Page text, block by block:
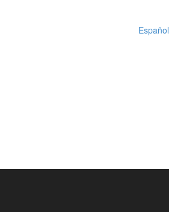
Español